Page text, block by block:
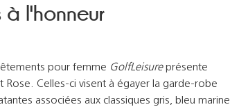
à l'honneur
pour femme GolfLeisureprésente
Rose. Celles-ci visent à égayer la garde-robe
associées aux classiques gris, bleu marine